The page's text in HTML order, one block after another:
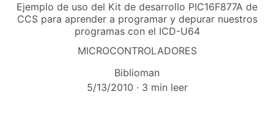
Ejemplo de uso del Kit de desarrollo PIC16F877A de
CCS para aprender a programar y depurar nuestros
programas con el ICD-U64
MICROCONTROLADORES
Biblioman
5/13/2010
3 min leer